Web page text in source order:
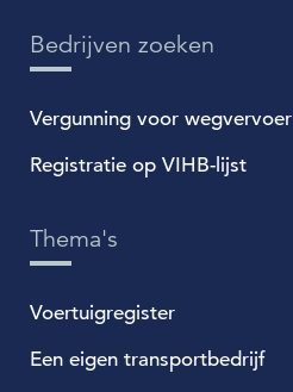
Bedrijven zoeken
Vergunning voor wegvervoer
Registratie op VIHB-lijst
Thema's
Voertuigregister
Een eigen transportbedrijf